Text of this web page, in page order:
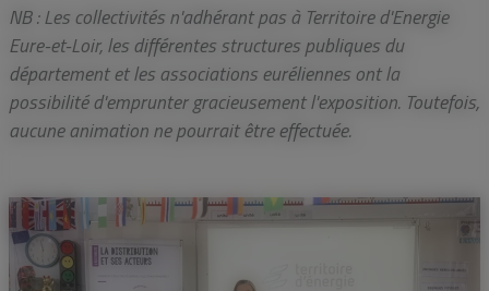
NB : Les collectivités n'adhérant pas à Territoire d'Energie
Eure-et-Loir, les différentes structures publiques du
département et les associations euréliennes ont la
possibilité d'emprunter gracieusement l'exposition. Toutefois,
aucune animation ne pourrait être effectuée.